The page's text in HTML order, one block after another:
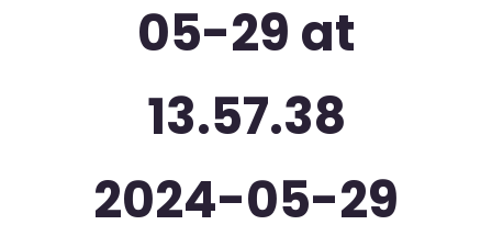
05-29 at
13.57.38
2024-05-29